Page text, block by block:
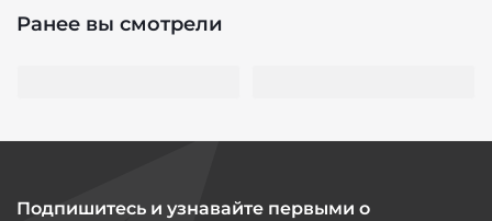
Ранее вы смотрели
Подпишитесь и узнавайте первыми о